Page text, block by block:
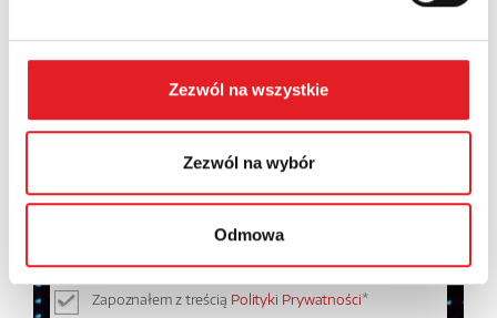
Zezwól na wszystkie
Zezwól na wybór
Odmowa
Wyrażam zgodę na przetwarzanie moich danych
osobowych przez Relpol S.A. Więcej informacji na
temat przetwarzania danych osobowych w
Zapoznałem z treścią Polityki Prywatności*